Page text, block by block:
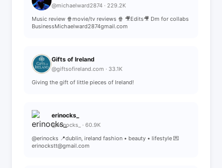
@michaelward2874 · 229.2K
Music review 🍿movie/tv reviews 🍿 🎥Edits🎥 Dm for collabs
BusinessMichaelward2874gmail.com
Gifts of Ireland
@giftsofireland.com · 33.1K
Giving the gift of little pieces of Ireland!
erinocks_
@erinocks_ · 60.9K
@erinocks 📍dublin, ireland fashion • beauty • lifestyle 💌
erinockstt@gmail.com